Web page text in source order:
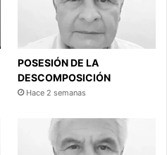
POSESIÓN DE LA
DESCOMPOSICIÓN
Hace 2 semanas